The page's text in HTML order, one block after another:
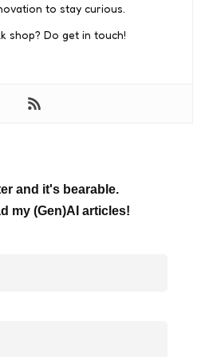
to stay curious.
shop? Do get in touch!
and it's bearable.
my (Gen)AI articles!